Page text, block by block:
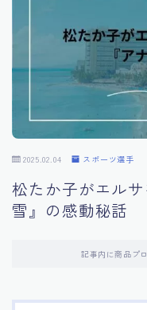
ライフ
2025.02.04 スポーツ選手
松たか子がエル
雪』の感動秘話
記事内に商品プ